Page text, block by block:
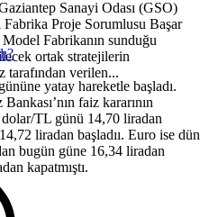
Sanayi Odası (GSO)
Proje Sorumlusu Başar
Fabrikanın sunduğu
ortak stratejilerin
tarafından verilen...
yatay hareketle başladı.
faiz kararının
dolar/TL günü 14,70 liradan
liradan başladıı. Euro ise dün
bugün güne 16,34 liradan
kapatmıştı.